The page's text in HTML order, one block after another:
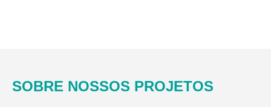
SOBRE NOSSOS PROJETOS